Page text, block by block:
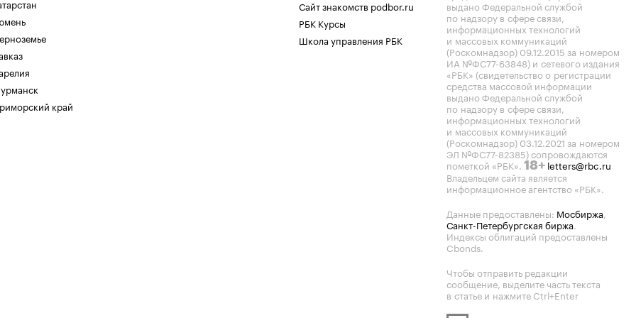
край
Сайт знакомств podbor.ru
РБК Курсы
Школа управления РБК
выдано Федеральной службой
по надзору в сфере связи,
информационных технологий
и массовых коммуникаций
(Роскомнадзор) 09.12.2015 за номером
ИА №ФС77-63848) и сетевого издания
«РБК» (свидетельство о регистрации
средства массовой информации
выдано Федеральной службой
по надзору в сфере связи,
информационных технологий
и массовых коммуникаций
(Роскомнадзор) 03.12.2021 за номером
ЭЛ №ФС77-82385) сопровождаются
пометкой «РБК». 18+ letters@rbc.ru
Владельцем сайта является
информационное агентство «РБК».
Данные предоставлены: Мосбиржа,
Санкт-Петербургская биржа.
Индексы облигаций предоставлены
Cbonds.
Чтобы отправить редакции
сообщение, выделите часть текста
в статье и нажмите Ctrl+Enter